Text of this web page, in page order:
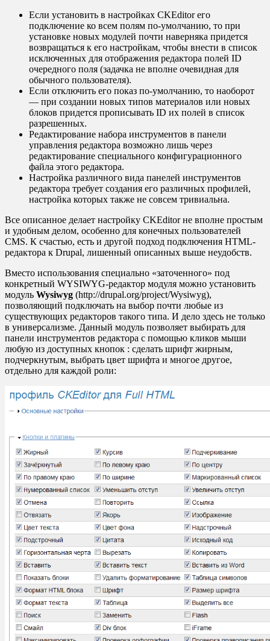
Если установить в настройках CKEditor его
подключение ко всем полям по-умолчанию, то при
установке новых модулей почти наверняка придется
возвращаться к его настройкам, чтобы внести в список
исключенных для отображения редактора полей ID
очередного поля (задачка не вполне очевидная для
обычного пользователя).
Если отключить его показ по-умолчанию, то наоборот
— при создании новых типов материалов или новых
блоков придется прописывать ID их полей в список
разрешенных.
Редактирование набора инструментов в панели
управления редактора возможно лишь через
редактирование специального конфигурационного
файла этого редактора.
Настройка различного вида панелей инструментов
редактора требует создания его различных профилей,
настройка которых также не совсем тривиальна.
Все описанное делает настройку CKEditor не вполне простым
и удобным делом, особенно для конечных пользователей
CMS. К счастью, есть и другой подход подключения HTML-
редактора к Drupal, лишенный описанных выше неудобств.
Вместо использования специально «заточенного» под
конкретный WYSIWYG-редактор модуля можно установить
модуль Wysiwyg (http://drupal.org/project/Wysiwyg),
позволяющий подключать на выбор почти любые из
существующих редакторов такого типа. И дело здесь не только
в универсализме. Данный модуль позволяет выбирать для
панели инструментов редактора с помощью кликов мыши
любую из доступных кнопок : сделать шрифт жирным,
подчеркнутым, выбрать цвет шрифта и многое другое,
отдельно для каждой роли: